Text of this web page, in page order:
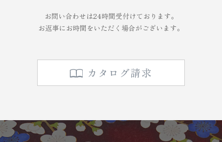
お問い合わせは24時間受付けております。
お返事にお時間をいただく場合がございます。
カタログ請求